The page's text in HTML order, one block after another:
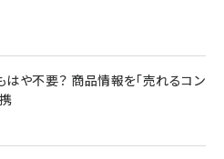
や不要？ 商品情報を「売れるコン